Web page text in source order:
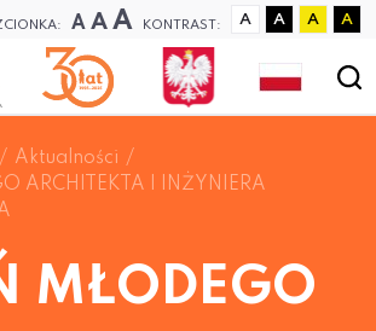
A A A KONTRAST: A A A A
Aktualności
ARCHITEKTA I INŻYNIERA
MŁODEGO